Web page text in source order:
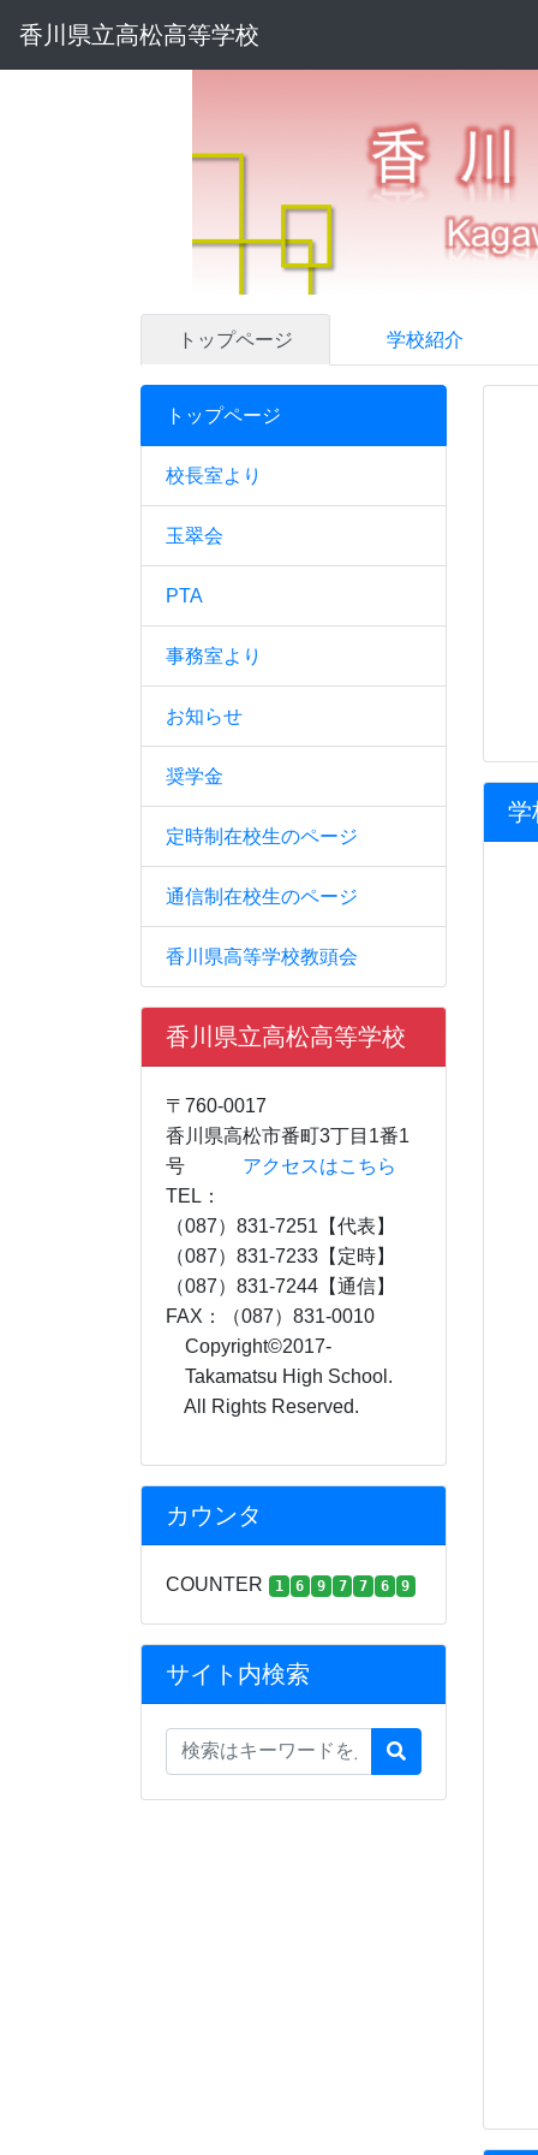
香川県立高松高等学校
トップページ 学校紹介
トップページ
校長室より
玉翠会
PTA
事務室より
お知らせ
奨学金
定時制在校生のページ
通信制在校生のページ
香川県高等学校教頭会
香川県立高松高等学校
〒760-0017
香川県高松市番町3丁目1番1
号 アクセスはこちら
TEL：
（087）831-7251【代表】
（087）831-7233【定時】
（087）831-7244【通信】
FAX：（087）831-0010
Copyright©2017-
Takamatsu High School.
All Rights Reserved.
カウンタ
COUNTER 1 6 9 7 7 6 9
サイト内検索
学